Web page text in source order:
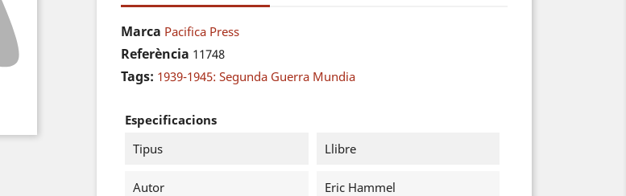
Marca Pacifica Press
Referència 11748
Tags: 1939-1945: Segunda Guerra Mundia
Especificacions
Tipus
Llibre
Autor Eric Hammel